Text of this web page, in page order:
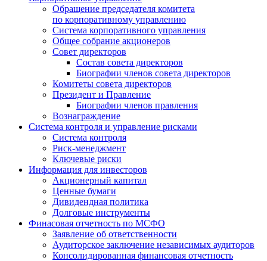
Обращение председателя комитета
по корпоративному управлению
Система корпоративного управления
Общее собрание акционеров
Совет директоров
Состав совета директоров
Биографии членов совета директоров
Комитеты совета директоров
Президент и Правление
Биографии членов правления
Вознаграждение
Система контроля и управление рисками
Система контроля
Риск-менеджмент
Ключевые риски
Информация для инвесторов
Акционерный капитал
Ценные бумаги
Дивидендная политика
Долговые инструменты
Финасовая отчетность по МСФО
Заявление об ответственности
Аудиторское заключение независимых аудиторов
Консолидированная финансовая отчетность